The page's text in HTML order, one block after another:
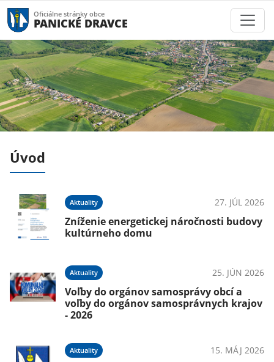
Oficiálne stránky obce
PANICKÉ DRAVCE
Úvod
Aktuality 27. JÚL 2026
Zníženie energetickej náročnosti budovy
kultúrneho domu
Aktuality 25. JÚN 2026
Voľby do orgánov samosprávy obcí a
voľby do orgánov samosprávnych krajov
- 2026
Aktuality 15. MÁJ 2026